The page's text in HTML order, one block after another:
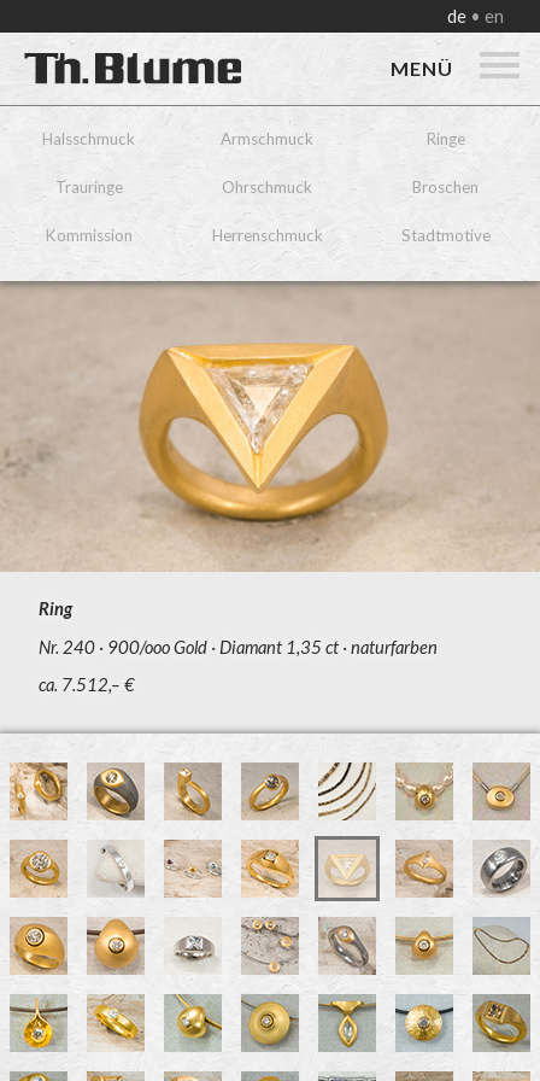
de en
MENÜ
Halsschmuck Armschmuck Ringe
Trauringe Ohrschmuck Broschen
Kommission Herrenschmuck Stadtmotive
Ring
Nr. 240
900/ooo Gold Diamant 1,35 ct naturfarben
ca. 7.512,– €